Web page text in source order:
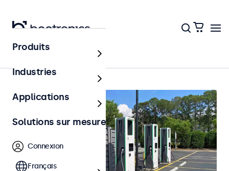
Accueil
Produits
Industries
Applications
Solutions sur mesure
Connexion
Français